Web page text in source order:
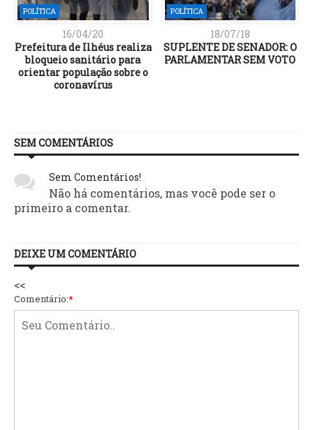
POLÍTICA
16/04/20
Prefeitura de Ilhéus realiza
bloqueio sanitário para
orientar população sobre o
coronavírus
POLÍTICA
18/07/18
SUPLENTE DE SENADOR: O
PARLAMENTAR SEM VOTO
SEM COMENTÁRIOS
Sem Comentários!
Não há comentários, mas você pode ser o
primeiro a comentar.
DEIXE UM COMENTÁRIO
<<
Comentário:*